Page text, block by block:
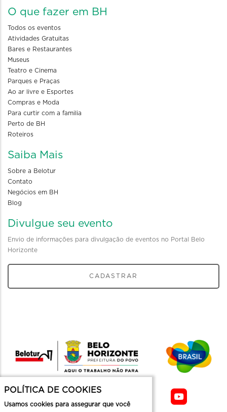
O que fazer em BH
Todos os eventos
Atividades Gratuitas
Bares e Restaurantes
Museus
Teatro e Cinema
Parques e Praças
Ao ar livre e Esportes
Compras e Moda
Para curtir com a familia
Perto de BH
Roteiros
Saiba Mais
Sobre a Belotur
Contato
Negócios em BH
Blog
Divulgue seu evento
Envio de informações para divulgação de eventos no Portal Belo
Horizonte
CADASTRAR
POLÍTICA DE COOKIES
Usamos cookies para assegurar que você